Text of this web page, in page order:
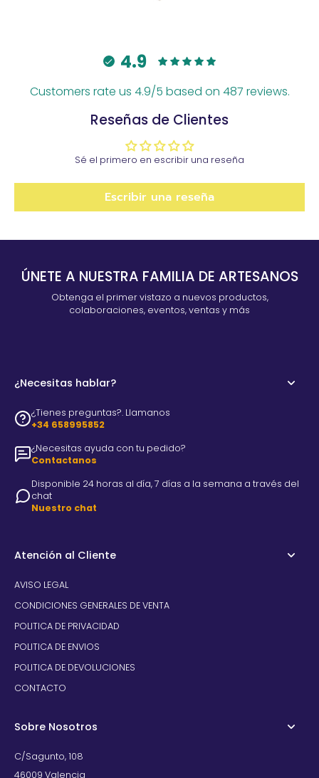
4.9
Customers rate us 4.9/5 based on 487 reviews.
Reseñas de Clientes
Sé el primero en escribir una reseña
Escribir una reseña
ÚNETE A NUESTRA FAMILIA DE ARTESANOS
Obtenga el primer vistazo a nuevos productos,
colaboraciones, eventos, ventas y más
¿Necesitas hablar?
¿Tienes preguntas?. Llamanos
+34 658995852
¿Necesitas ayuda con tu pedido?
Contactanos
Disponible 24 horas al día, 7 días a la semana a través del
chat
Nuestro chat
Atención al Cliente
AVISO LEGAL
CONDICIONES GENERALES DE VENTA
POLITICA DE PRIVACIDAD
POLITICA DE ENVIOS
POLITICA DE DEVOLUCIONES
CONTACTO
Sobre Nosotros
C/Sagunto, 108
46009 Valencia